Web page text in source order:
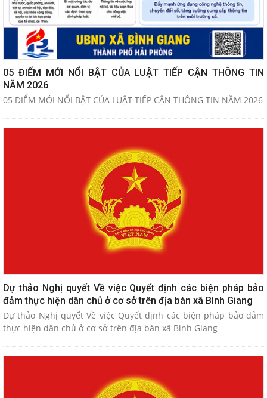
05 ĐIỂM MỚI NỔI BẬT CỦA LUẬT TIẾP CẬN THÔNG TIN
NĂM 2026
05 ĐIỂM MỚI NỔI BẬT CỦA LUẬT TIẾP CẬN THÔNG TIN NĂM 2026
Dự thảo Nghị quyết Về việc Quyết định các biện pháp bảo
đảm thực hiện dân chủ ở cơ sở trên địa bàn xã Bình Giang
Dự thảo Nghị quyết Về việc Quyết định các biện pháp bảo đảm
thực hiện dân chủ ở cơ sở trên địa bàn xã Bình Giang